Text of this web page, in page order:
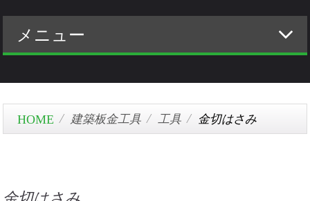
メニュー
建築板金工具 工具 金切はさみ
金切はさみ